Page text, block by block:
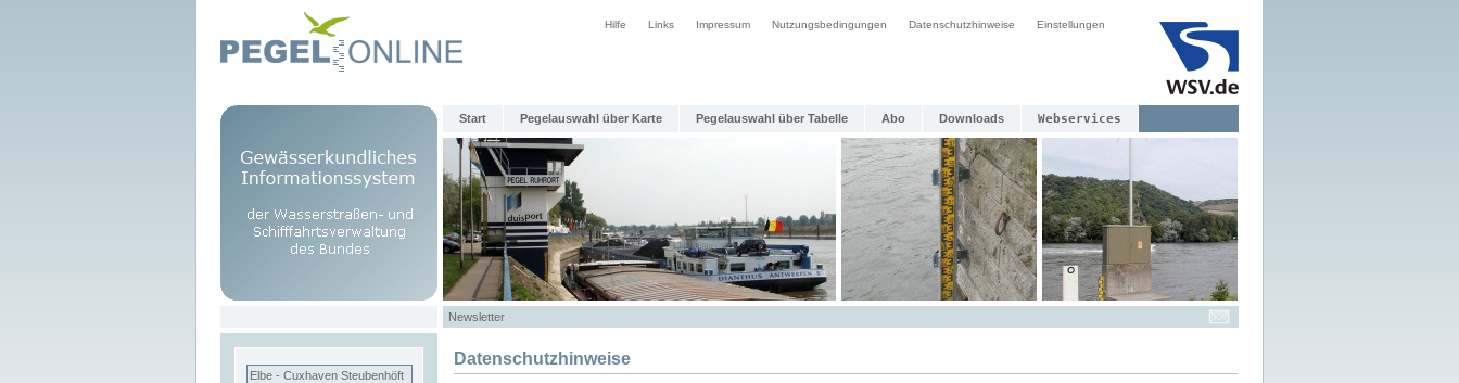
Hilfe Links Impressum Nutzungsbedingungen Datenschutzhinweise Einstellungen
Start Pegelauswahl über Karte Pegelauswahl über Tabelle Abo Downloads Webservices
Newsletter
Elbe - Cuxhaven Steubenhöft
Datenschutzhinweise